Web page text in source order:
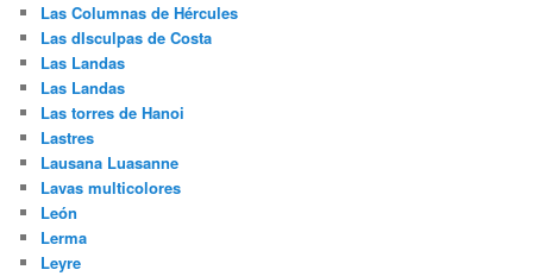
Las Columnas de Hércules
Las dIsculpas de Costa
Las Landas
Las Landas
Las torres de Hanoi
Lastres
Lausana Luasanne
Lavas multicolores
León
Lerma
Leyre